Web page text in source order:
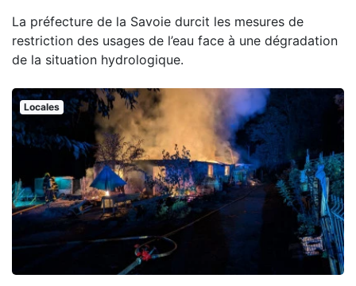
La préfecture de la Savoie durcit les mesures de
restriction des usages de l’eau face à une dégradation
de la situation hydrologique.
Locales